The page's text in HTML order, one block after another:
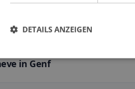
in Genf
DETAILS ANZEIGEN